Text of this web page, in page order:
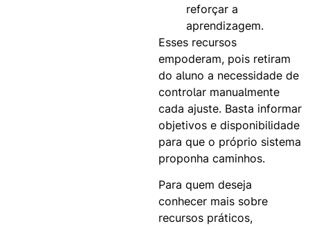
reforçar a
aprendizagem.
Esses recursos
empoderam, pois retiram
do aluno a necessidade de
controlar manualmente
cada ajuste. Basta informar
objetivos e disponibilidade
para que o próprio sistema
proponha caminhos.
Para quem deseja
conhecer mais sobre
recursos práticos,